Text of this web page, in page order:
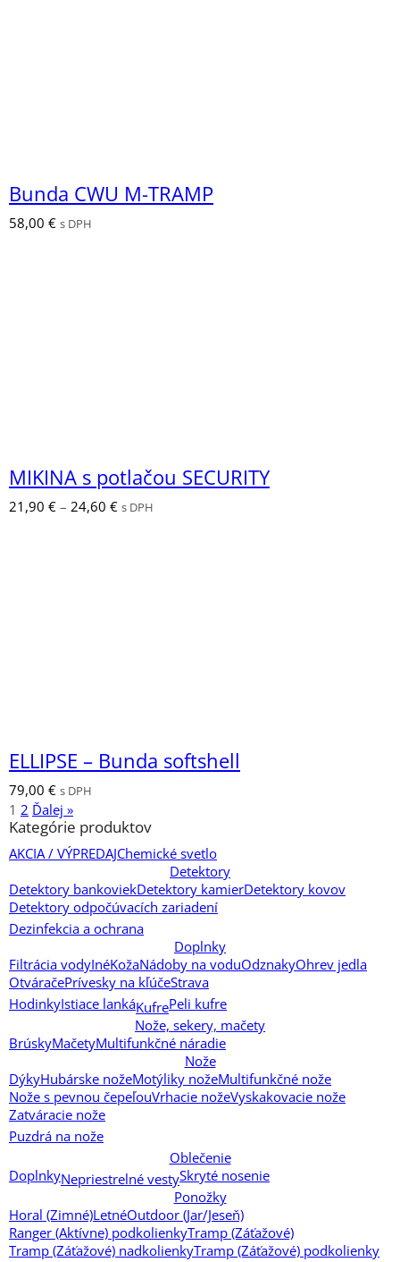
Bunda CWU M-TRAMP
58,00 € s DPH
MIKINA s potlačou SECURITY
21,90 € – 24,60 €Price
s DPH
ELLIPSE – Bunda softshell
79,00 € s DPH
1 2 Ďalej »
Kategórie produktov
AKCIA / VÝPREDAJChemické svetlo
Detektory
Detektory bankoviekDetektory kamierDetektory kovov
Detektory odpočúvacích zariadení
Dezinfekcia a ochrana
Doplnky
Filtrácia vodyInéKožaNádoby na voduOdznakyOhrev jedla
OtváračePrívesky na kľúčeStrava
HodinkyIstiace lankáKufrePeli kufre
Nože, sekery, mačety
BrúskyMačetyMultifunkčné náradie
Nože
DýkyHubárske nožeMotýliky nožeMultifunkčné nože
Nože s pevnou čepeľouVrhacie nožeVyskakovacie nože
Zatváracie nože
Puzdrá na nože
Oblečenie
DoplnkyNepriestrelné vestySkryté nosenie
Ponožky
Horal (Zimné)LetnéOutdoor (Jar/Jeseň)
Ranger (Aktívne) podkolienkyTramp (Záťažové)
Tramp (Záťažové) nadkolienkyTramp (Záťažové) podkolienky